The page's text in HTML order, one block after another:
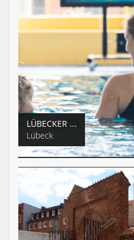
LÜBECKER ...
Lübeck